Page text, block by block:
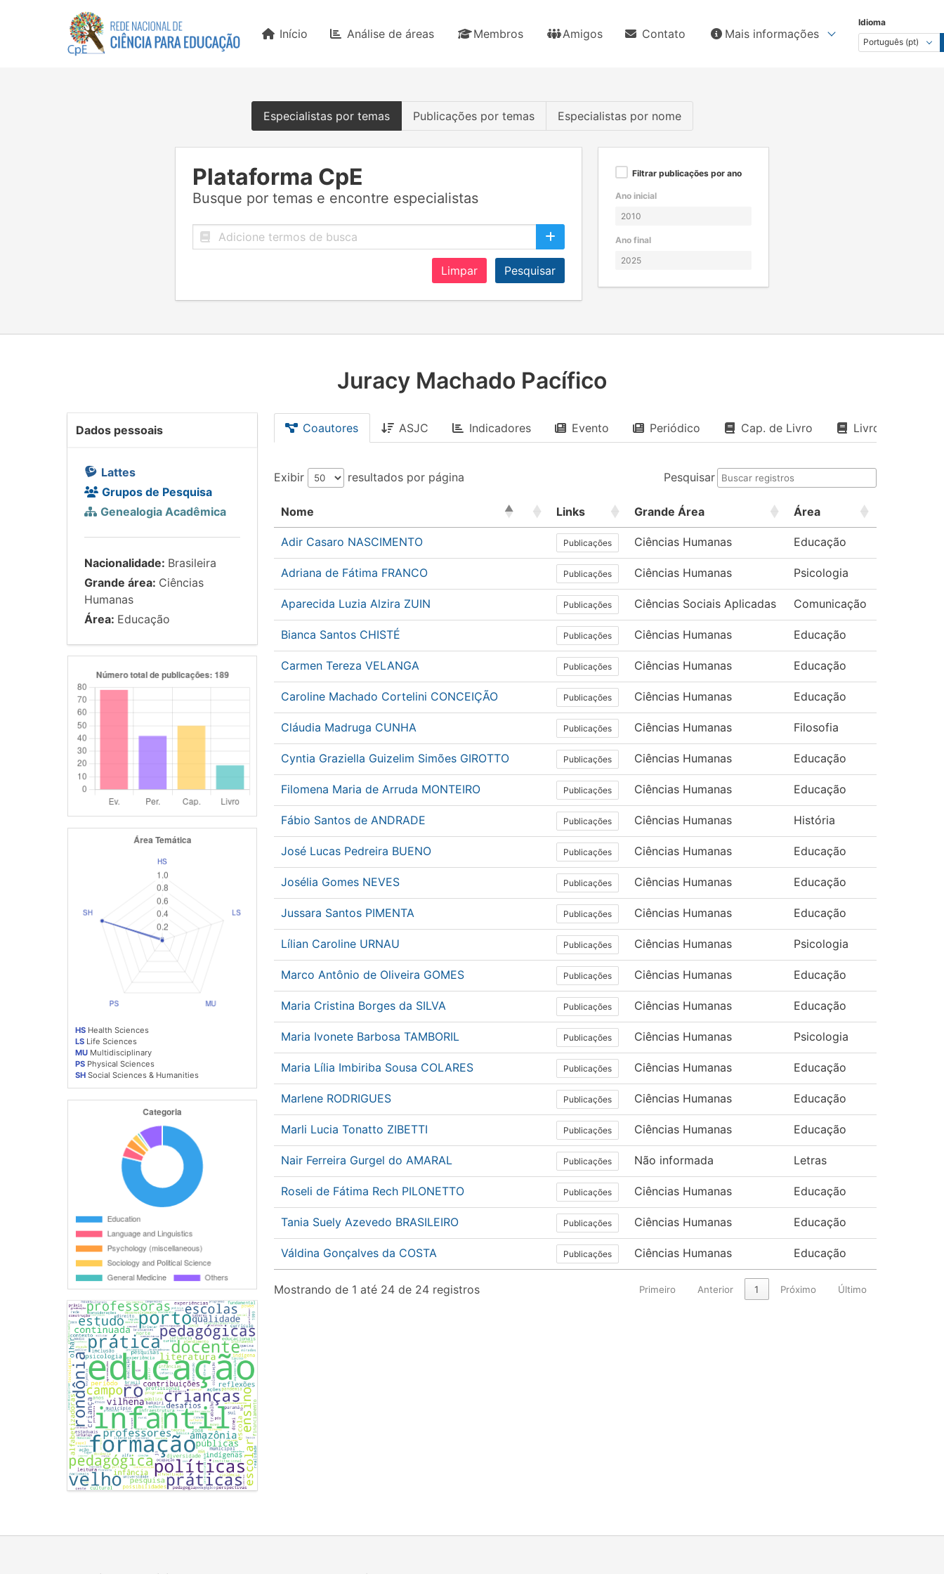
Início Análise de áreas Membros Amigos Contato Mais informações
Idioma
Especialistas por temas Publicações por temas Especialistas por nome
Plataforma CpE
Busque por temas e encontre especialistas
Limpar Pesquisar
Filtrar publicações por ano
Ano inicial
Ano final
Juracy Machado Pacífico
Dados pessoais
Lattes
Grupos de Pesquisa
Genealogia Acadêmica
Nacionalidade: Brasileira
Grande área: Ciências
Humanas
Área: Educação
HS Health Sciences
LS Life Sciences
MU Multidisciplinary
PS Physical Sciences
SH Social Sciences & Humanities
Coautores ASJC Indicadores Evento Periódico Cap. de Livro Livro
Exibir resultados por página Pesquisar
Nome Links Grande Área Área
Adir Casaro NASCIMENTO Publicações Ciências Humanas Educação
Adriana de Fátima FRANCO Publicações Ciências Humanas Psicologia
Aparecida Luzia Alzira ZUIN Publicações Ciências Sociais Aplicadas Comunicação
Bianca Santos CHISTÉ Publicações Ciências Humanas Educação
Carmen Tereza VELANGA Publicações Ciências Humanas Educação
Caroline Machado Cortelini CONCEIÇÃO Publicações Ciências Humanas Educação
Cláudia Madruga CUNHA Publicações Ciências Humanas Filosofia
Cyntia Graziella Guizelim Simões GIROTTO Publicações Ciências Humanas Educação
Filomena Maria de Arruda MONTEIRO Publicações Ciências Humanas Educação
Fábio Santos de ANDRADE Publicações Ciências Humanas História
José Lucas Pedreira BUENO Publicações Ciências Humanas Educação
Josélia Gomes NEVES Publicações Ciências Humanas Educação
Jussara Santos PIMENTA Publicações Ciências Humanas Educação
Lílian Caroline URNAU Publicações Ciências Humanas Psicologia
Marco Antônio de Oliveira GOMES Publicações Ciências Humanas Educação
Maria Cristina Borges da SILVA Publicações Ciências Humanas Educação
Maria Ivonete Barbosa TAMBORIL Publicações Ciências Humanas Psicologia
Maria Lília Imbiriba Sousa COLARES Publicações Ciências Humanas Educação
Marlene RODRIGUES Publicações Ciências Humanas Educação
Marli Lucia Tonatto ZIBETTI Publicações Ciências Humanas Educação
Nair Ferreira Gurgel do AMARAL Publicações Não informada Letras
Roseli de Fátima Rech PILONETTO Publicações Ciências Humanas Educação
Tania Suely Azevedo BRASILEIRO Publicações Ciências Humanas Educação
Váldina Gonçalves da COSTA Publicações Ciências Humanas Educação
Mostrando de 1 até 24 de 24 registros Primeiro Anterior 1 Próximo Último